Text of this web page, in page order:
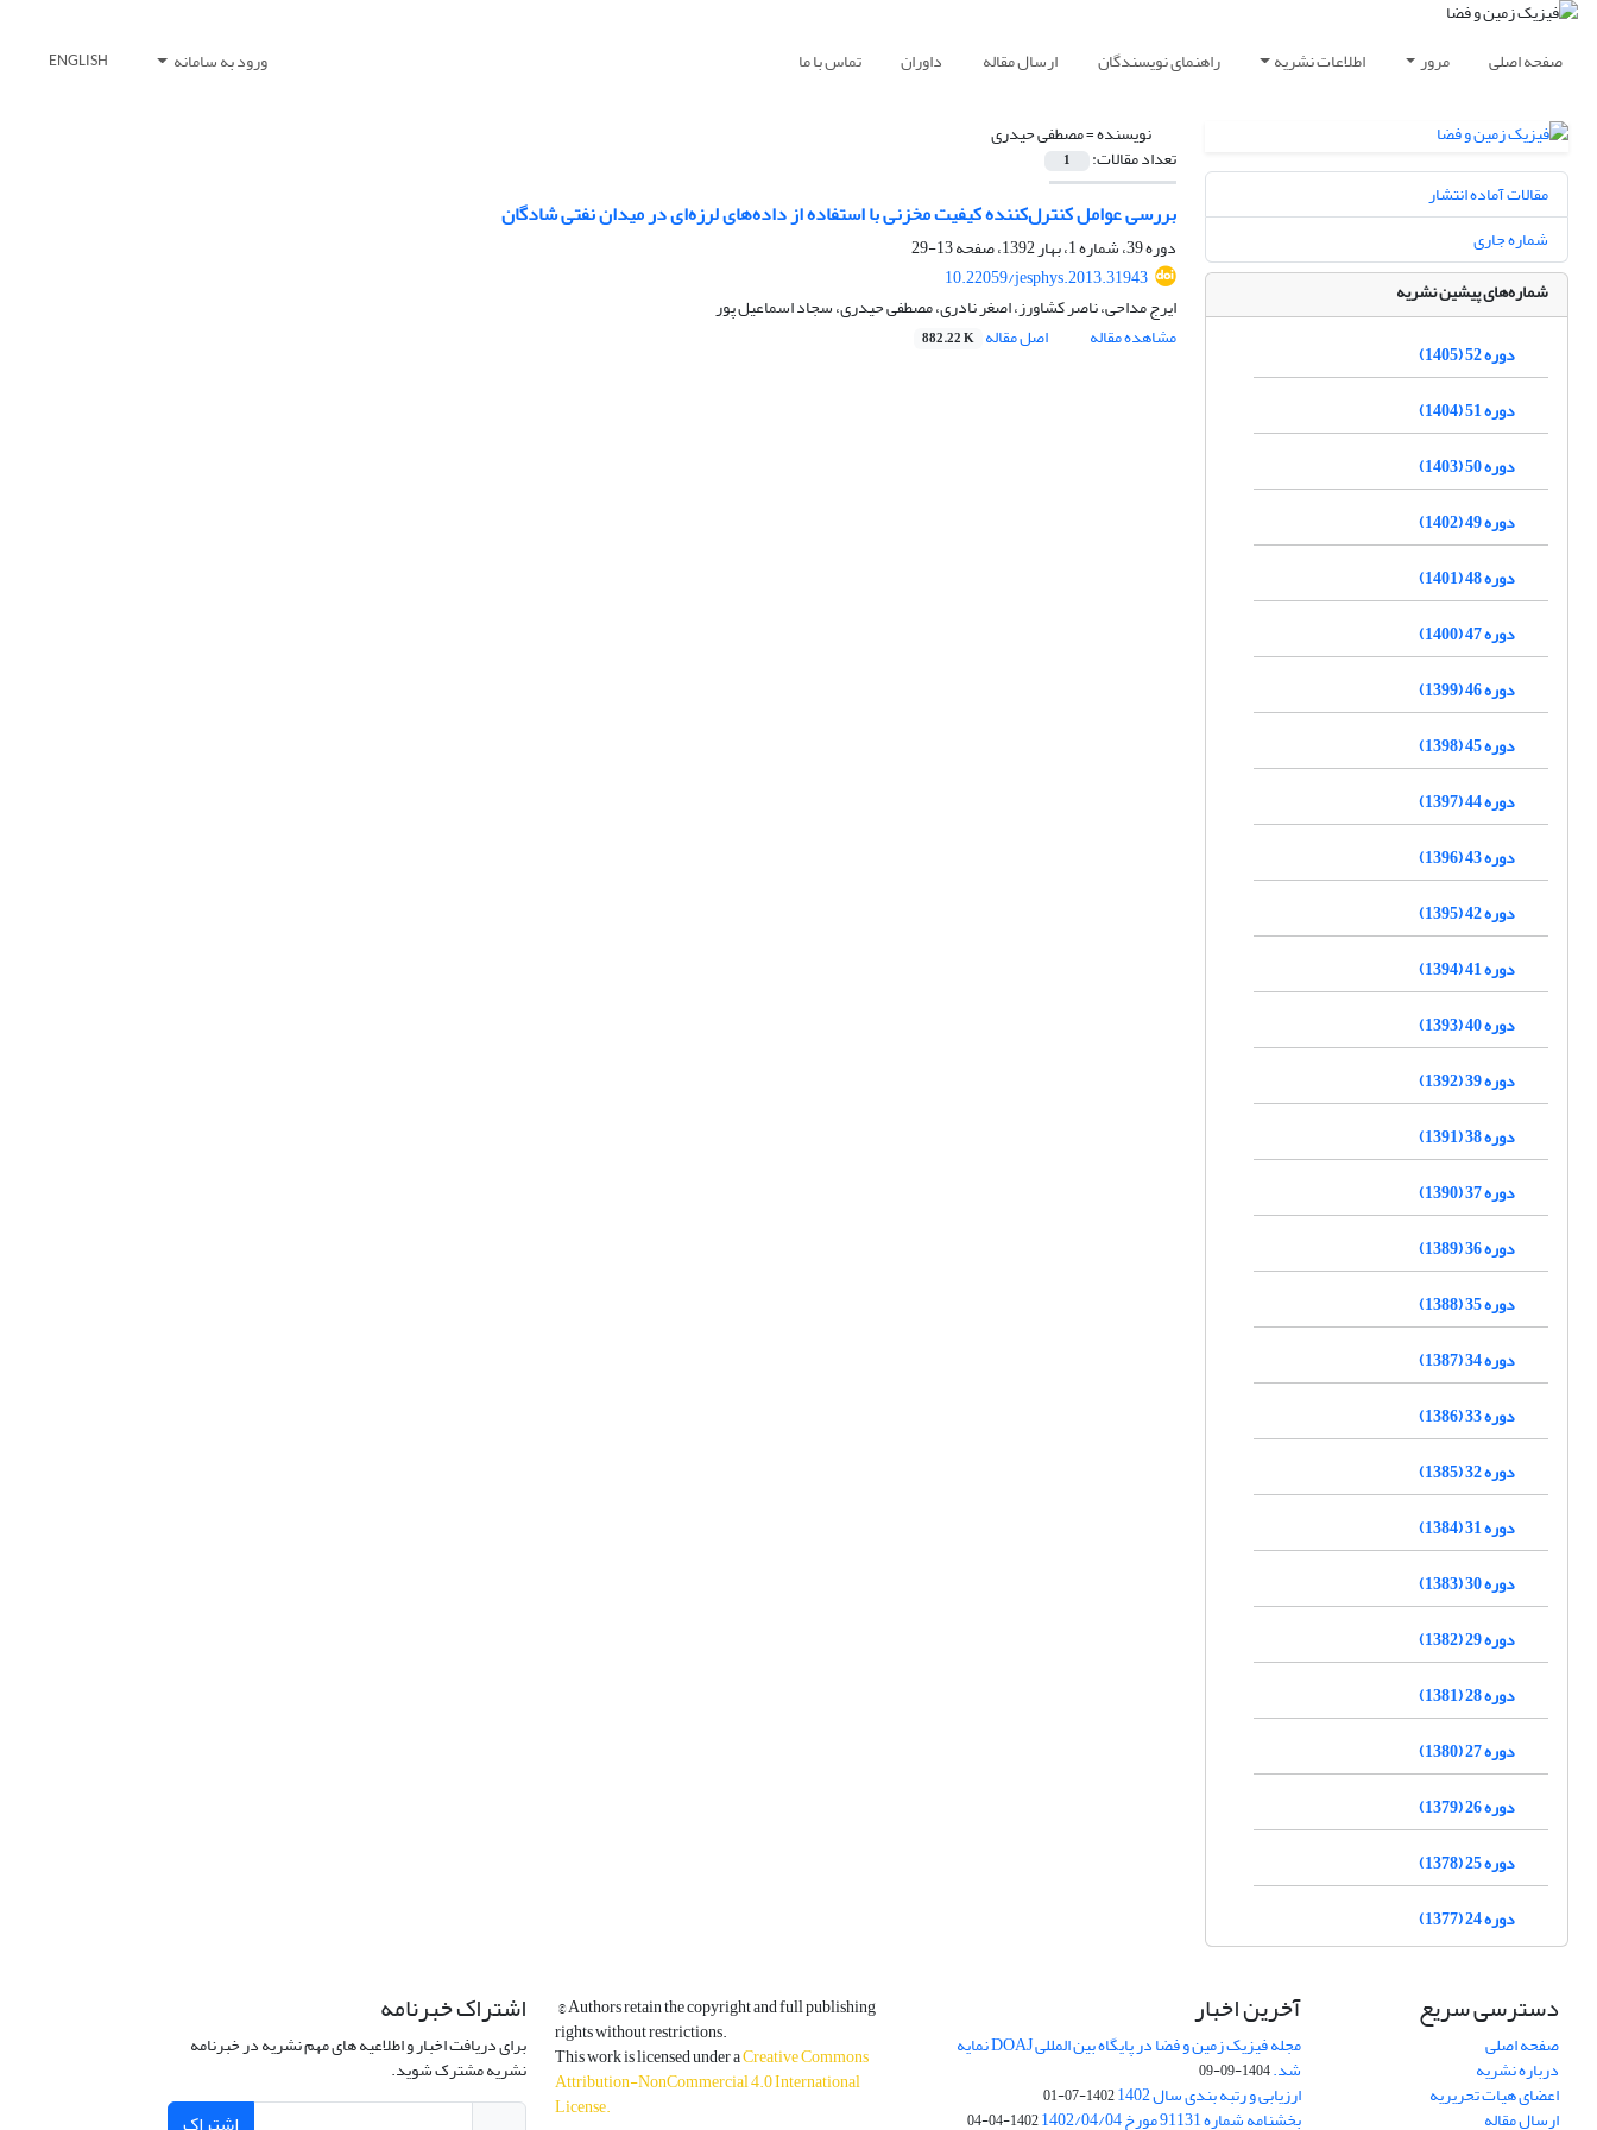
صفحه اصلی مرور اطلاعات نشریه راهنمای نویسندگان ارسال مقاله داوران تماس با ما ورود به سامانه ENGLISH
نویسنده =مصطفی حیدری
تعداد مقالات: 1
بررسی عوامل کنترل‌کننده کیفیت مخزنی با استفاده از داده‌‌‌‌های لرزه‌‌ای در میدان نفتی شادگان
دوره 39، شماره 1، بهار 1392، صفحه
13-29
10.22059/jesphys.2013.31943
ایرج مداحی، ناصر کشاورز، اصغر نادری، مصطفی حیدری، سجاد اسماعیل پور
مشاهده مقاله
اصل مقاله 882.22 K
مقالات آماده انتشار
شماره جاری
شماره‌های پیشین نشریه
دوره 52 (1405)
دوره 51 (1404)
دوره 50 (1403)
دوره 49 (1402)
دوره 48 (1401)
دوره 47 (1400)
دوره 46 (1399)
دوره 45 (1398)
دوره 44 (1397)
دوره 43 (1396)
دوره 42 (1395)
دوره 41 (1394)
دوره 40 (1393)
دوره 39 (1392)
دوره 38 (1391)
دوره 37 (1390)
دوره 36 (1389)
دوره 35 (1388)
دوره 34 (1387)
دوره 33 (1386)
دوره 32 (1385)
دوره 31 (1384)
دوره 30 (1383)
دوره 29 (1382)
دوره 28 (1381)
دوره 27 (1380)
دوره 26 (1379)
دوره 25 (1378)
دوره 24 (1377)
دسترسی سریع
صفحه اصلی
درباره نشریه
اعضای هیات تحریریه
ارسال مقاله
آخرین اخبار
مجله فیزیک زمین و فضا در پایگاه بین المللی DOAJ نمایه
شد.1404-09-09
ارزیابی و رتبه بندی سال 1402 1402-07-01
بخشنامه شماره 91131 مورخ 1402/04/04 1402-04-04
© Authors retain the copyright and full publishing
rights without restrictions.
This work is licensed under aCreative Commons
Attribution-NonCommercial 4.0 International
License.
اشتراک خبرنامه
برای دریافت اخبار و اطلاعیه های مهم نشریه در خبرنامه
نشریه مشترک شوید.